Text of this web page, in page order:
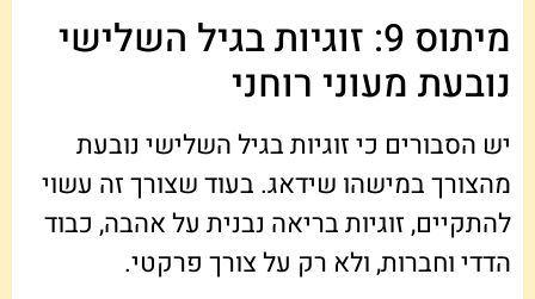
מיתוס 9: זוגיות בגיל השלישי
נובעת מעוני רוחני
יש הסבורים כי זוגיות בגיל השלישי נובעת
מהצורך במישהו שידאג. בעוד שצורך זה עשוי
להתקיים, זוגיות בריאה נבנית על אהבה, כבוד
הדדי וחברות, ולא רק על צורך פרקטי.